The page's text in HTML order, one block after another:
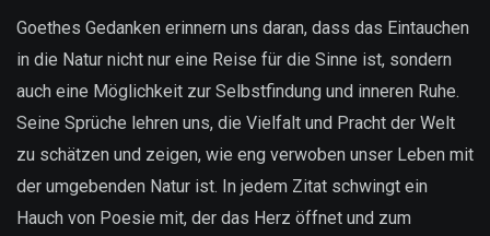
Goethes Gedanken erinnern uns daran, dass das Eintauchen
in die Natur nicht nur eine Reise für die Sinne ist, sondern
auch eine Möglichkeit zur Selbstfindung und inneren Ruhe.
Seine Sprüche lehren uns, die Vielfalt und Pracht der Welt
zu schätzen und zeigen, wie eng verwoben unser Leben mit
der umgebenden Natur ist. In jedem Zitat schwingt ein
Hauch von Poesie mit, der das Herz öffnet und zum